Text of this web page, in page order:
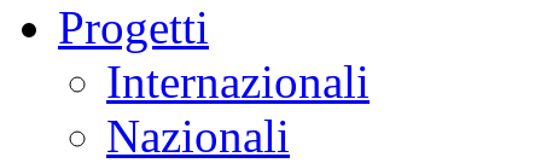
Progetti
Internazionali
Nazionali